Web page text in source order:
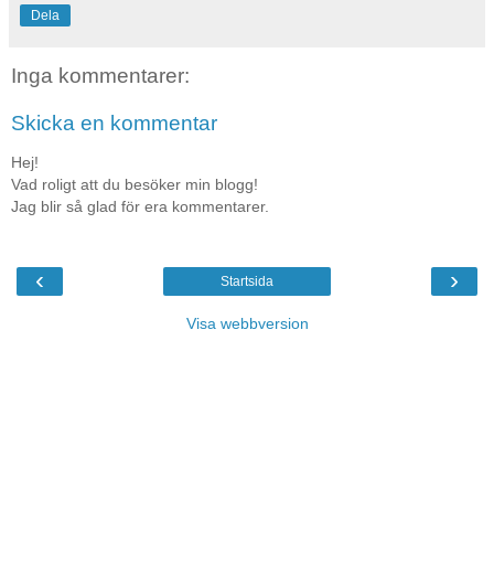
Dela
Inga kommentarer:
Skicka en kommentar
Hej!
Vad roligt att du besöker min blogg!
Jag blir så glad för era kommentarer.
‹ ›
Startsida
Visa webbversion